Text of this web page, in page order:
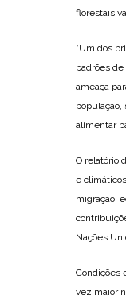
florestais
“Um dos
padrões
ameaça
população,
alimentar
O relatório
e
migração,
Nações
Condições
vez maior